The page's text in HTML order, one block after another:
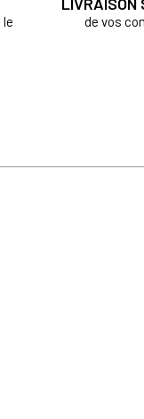
le
de vos